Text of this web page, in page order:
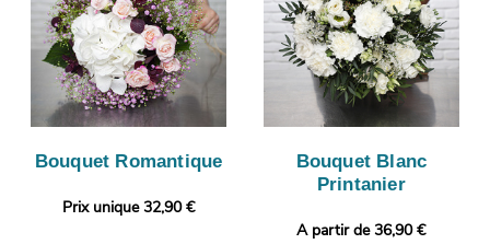
Bouquet Romantique
Prix unique 32,90 €
Bouquet Blanc
Printanier
A partir de 36,90 €